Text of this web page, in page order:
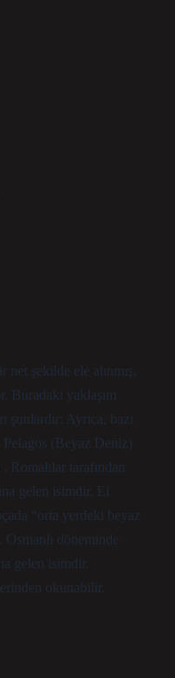
net şekilde ele alınmış,
Buradaki yaklaşım
şunlardır: Ayrıca, bazı
(Beyaz Deniz)
Romalılar tarafından
gelen isimdir. El
“orta yerdeki beyaz
döneminde
gelen isimdir.
okunabilir.